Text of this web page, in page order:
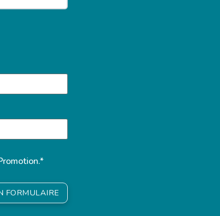
FORMULAIRE